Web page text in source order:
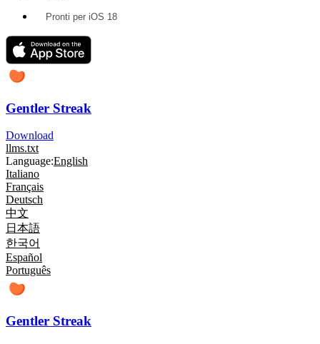
Pronti per iOS 18
Gentler Streak
Download
llms.txt
Language:English
Italiano
Français
Deutsch
中文
日本語
한국어
Español
Português
Gentler Streak